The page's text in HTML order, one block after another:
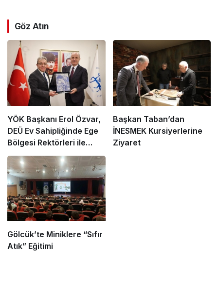
Göz Atın
YÖK Başkanı Erol Özvar,
DEÜ Ev Sahipliğinde Ege
Bölgesi Rektörleri ile
Buluştu
Başkan Taban’dan
İNESMEK Kursiyerlerine
Ziyaret
Gölcük’te Miniklere “Sıfır
Atık” Eğitimi